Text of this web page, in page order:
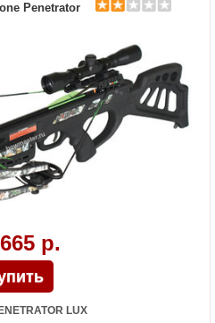
оптический прицел 4х32, кивер
натяжитель Talon, 3 карбоновые
воск; "Голый": воск
охота
булл-пап, защита от
выстрела, планка Пикатинни
направляющей, отбойники для
Penetrator
р.
LUX